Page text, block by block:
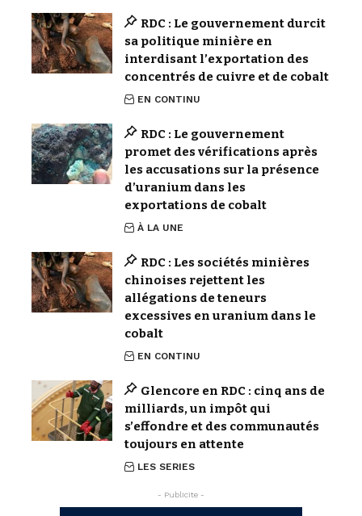
RDC : Le gouvernement durcit
sa politique minière en
interdisant l’exportation des
concentrés de cuivre et de cobalt
EN CONTINU
RDC : Le gouvernement
promet des vérifications après
les accusations sur la présence
d’uranium dans les
exportations de cobalt
À LA UNE
RDC : Les sociétés minières
chinoises rejettent les
allégations de teneurs
excessives en uranium dans le
cobalt
EN CONTINU
Glencore en RDC : cinq ans de
milliards, un impôt qui
s’effondre et des communautés
toujours en attente
LES SERIES
- Publicite -